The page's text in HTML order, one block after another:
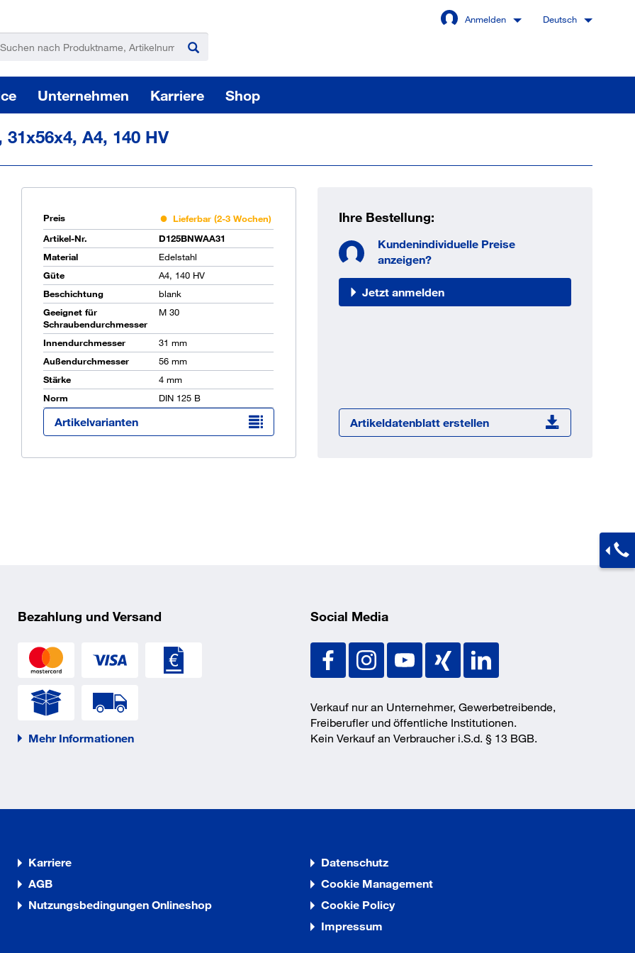
Anmelden
Angemeldet bleiben
Sie sind noch kein Kunde
Warenwirtschaft
Barcode-Scanner Funktionalität
Deutsch
Unternehmen Karriere Shop
A4, 140 HV
Preis
Lieferbar (2-3 Wochen)
Artikel-Nr.
D125BNWAA31
Material
Edelstahl
Güte
A4, 140 HV
Beschichtung
blank
Geeignet für
Schraubendurchmesser
M 30
Innendurchmesser
31 mm
Außendurchmesser
56 mm
Stärke
4 mm
Norm
DIN 125 B
Artikelvarianten
Ihre Bestellung:
Kundenindividuelle Preise
anzeigen?
Jetzt anmelden
Artikeldatenblatt erstellen
Bezahlung und Versand
Mehr Informationen
Social Media
Verkauf nur an Unternehmer, Gewerbetreibende,
Freiberufler und öffentliche Institutionen.
Kein Verkauf an Verbraucher i.S.d. § 13 BGB.
Karriere
AGB
Nutzungsbedingungen Onlineshop
Datenschutz
Cookie Management
Cookie Policy
Impressum